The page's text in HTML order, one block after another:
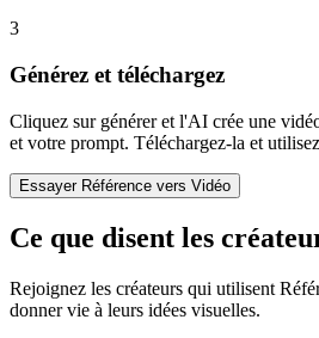
3
Générez et téléchargez
Cliquez sur générer et l'AI crée une
et votre prompt. Téléchargez-la et
Essayer Référence vers Vidéo
Ce que disent les
Rejoignez les créateurs qui utilisent
donner vie à leurs idées visuelles.